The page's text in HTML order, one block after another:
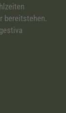
bereitstehen.